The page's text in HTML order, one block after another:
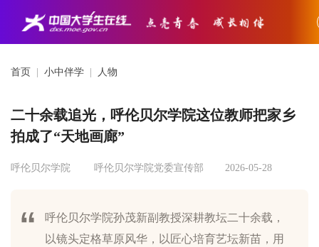
首页 小中伴学 人物
二十余载追光，呼伦贝尔学院这位教师把家乡
拍成了“天地画廊”
呼伦贝尔学院 呼伦贝尔学院党委宣传部 2026-05-28
呼伦贝尔学院孙茂新副教授深耕教坛二十余载，
以镜头定格草原风华，以匠心培育艺坛新苗，用